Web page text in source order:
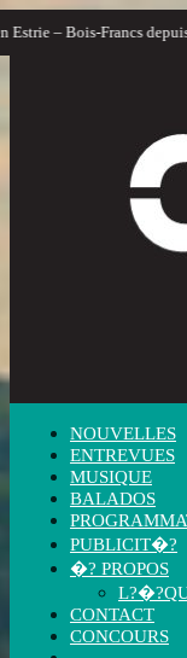
depuis 1972 |
NOUVELLES
ENTREVUES
MUSIQUE
BALADOS
PUBLICIT�?
�? PROPOS
CONTACT
CONCOURS